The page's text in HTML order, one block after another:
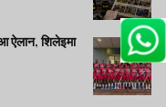
ऐलान, शिलेइमा